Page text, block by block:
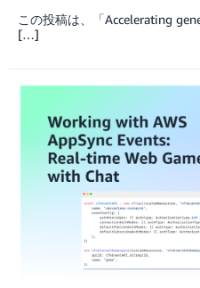
この投稿は、「Accelerating
[…]